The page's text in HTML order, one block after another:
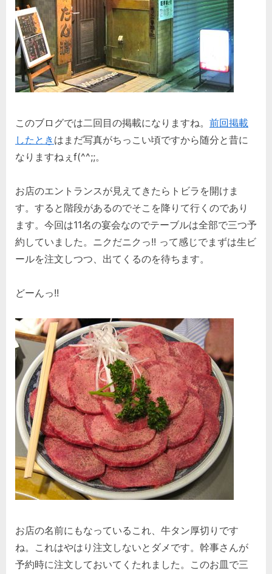
このブログでは二回目の掲載になりますね。 前回掲載
したとき はまだ写真がちっこい頃ですから随分と昔に
なりますねぇf(^^;;。
お店のエントランスが見えてきたらトビラを開けま
す。すると階段があるのでそこを降りて行くのであり
ます。今回は11名の宴会なのでテーブルは全部で三つ予
約していました。ニクだニクっ!! って感じでまずは生ビ
ールを注文しつつ、出てくるのを待ちます。
どーんっ!!
お店の名前にもなっているこれ、牛タン厚切りです
ね。これはやはり注文しないとダメです。幹事さんが
予約時に注文しておいてくたれました。このお皿で三